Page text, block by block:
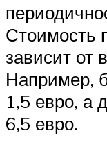
Стоимость
зависит от
Например,
1,5 евро, а
6,5 евро.